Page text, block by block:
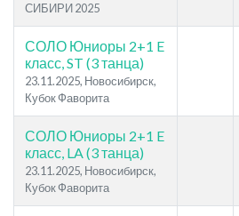
СИБИРИ 2025
СОЛО Юниоры 2+1 E
класс, ST (3 танца)
23.11.2025, Новосибирск,
Кубок Фаворита
СОЛО Юниоры 2+1 E
класс, LA (3 танца)
23.11.2025, Новосибирск,
Кубок Фаворита